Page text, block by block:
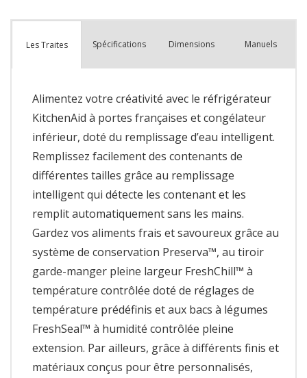
Les Traites Spécifications Dimensions Manuels
Alimentez votre créativité avec le réfrigérateur
KitchenAid à portes françaises et congélateur
inférieur, doté du remplissage d’eau intelligent.
Remplissez facilement des contenants de
différentes tailles grâce au remplissage
intelligent qui détecte les contenant et les
remplit automatiquement sans les mains.
Gardez vos aliments frais et savoureux grâce au
système de conservation Preserva™, au tiroir
garde-manger pleine largeur FreshChill™ à
température contrôlée doté de réglages de
température prédéfinis et aux bacs à légumes
FreshSeal™ à humidité contrôlée pleine
extension. Par ailleurs, grâce à différents finis et
matériaux conçus pour être personnalisés,